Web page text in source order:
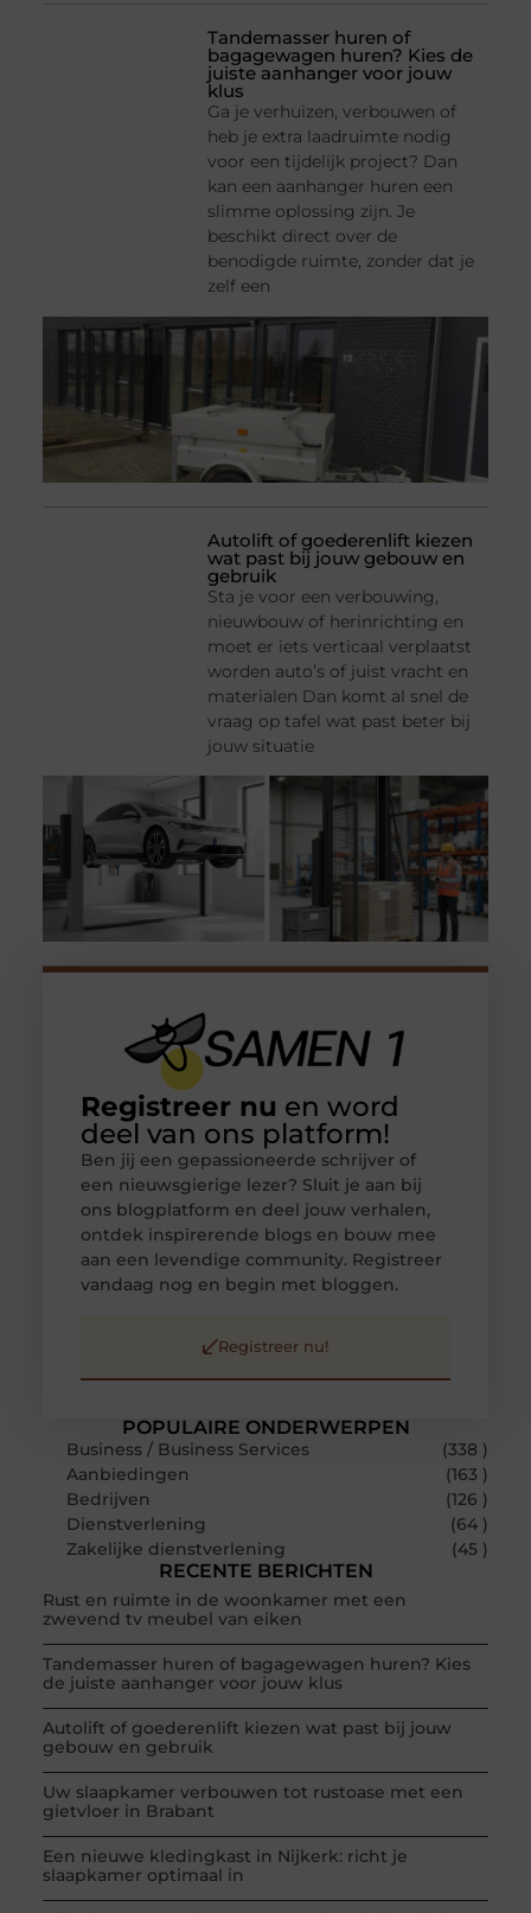
Tandemasser huren of
bagagewagen huren? Kies de
juiste aanhanger voor jouw
klus
Ga je verhuizen, verbouwen of
heb je extra laadruimte nodig
voor een tijdelijk project? Dan
kan een aanhanger huren een
slimme oplossing zijn. Je
beschikt direct over de
benodigde ruimte, zonder dat je
zelf een
Autolift of goederenlift kiezen
wat past bij jouw gebouw en
gebruik
Sta je voor een verbouwing,
nieuwbouw of herinrichting en
moet er iets verticaal verplaatst
worden auto’s of juist vracht en
materialen Dan komt al snel de
vraag op tafel wat past beter bij
jouw situatie
POPULAIRE ONDERWERPEN
Business / Business Services
(338 )
Aanbiedingen
(163 )
Bedrijven
(126 )
Dienstverlening
(64 )
Zakelijke dienstverlening
(45 )
RECENTE BERICHTEN
Rust en ruimte in de woonkamer met een
zwevend tv meubel van eiken
Tandemasser huren of bagagewagen huren? Kies
de juiste aanhanger voor jouw klus
Autolift of goederenlift kiezen wat past bij jouw
gebouw en gebruik
Uw slaapkamer verbouwen tot rustoase met een
gietvloer in Brabant
Een nieuwe kledingkast in Nijkerk: richt je
slaapkamer optimaal in
Registreer nu en word
deel van ons platform!
Ben jij een gepassioneerde schrijver of
een nieuwsgierige lezer? Sluit je aan bij
ons blogplatform en deel jouw verhalen,
ontdek inspirerende blogs en bouw mee
aan een levendige community. Registreer
vandaag nog en begin met bloggen.
Registreer nu!